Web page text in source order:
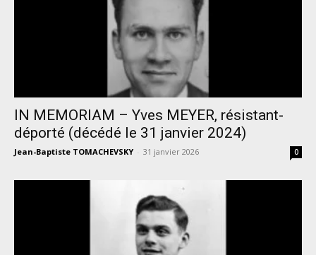
IN MEMORIAM – Yves MEYER, résistant-
déporté (décédé le 31 janvier 2024)
Jean-Baptiste TOMACHEVSKY - 31 janvier 2026 0